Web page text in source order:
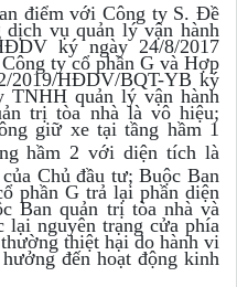
điểm với Công ty S. Đề
vụ quản lý vận hành
ký ngày 24/8/2017
ty cổ phần G và Hợp
2019/HĐDV/BQT-YB ký
TNHH quản lý vận hành
trị tòa nhà là vô hiệu;
giữ xe tại tầng hầm 1
hầm 2 với diện tích là
Chủ đầu tư; Buộc Ban
phần G trả lại phần diện
Ban quản trị tòa nhà và
nguyên trạng cửa phía
thiệt hại do hành vi
đến hoạt động kinh